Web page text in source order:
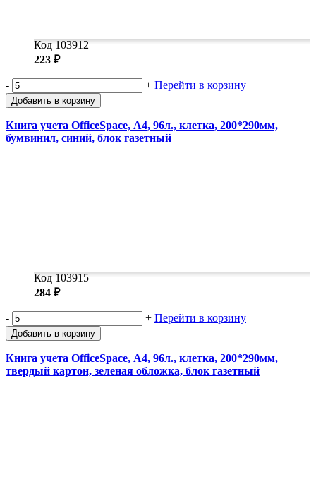
Код 103912
223 ₽
- + Перейти в корзину
Добавить в корзину
Книга учета OfficeSpace, А4, 96л., клетка, 200*290мм,
бумвинил, синий, блок газетный
Код 103915
284 ₽
- + Перейти в корзину
Добавить в корзину
Книга учета OfficeSpace, А4, 96л., клетка, 200*290мм,
твердый картон, зеленая обложка, блок газетный